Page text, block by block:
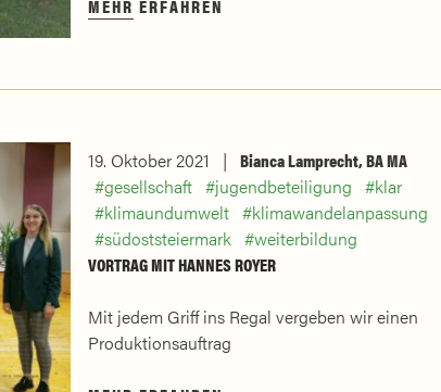
MEHR ERFAHREN
19. Oktober 2021
Bianca Lamprecht, BA MA
gesellschaft
jugendbeteiligung
klar
klimaundumwelt
klimawandelanpassung
südoststeiermark
weiterbildung
VORTRAG MIT HANNES ROYER
Mit jedem Griff ins Regal vergeben wir einen
Produktionsauftrag